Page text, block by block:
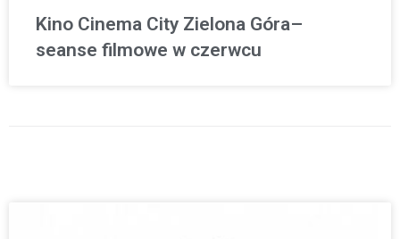
Kino Cinema City Zielona Góra–
seanse filmowe w czerwcu